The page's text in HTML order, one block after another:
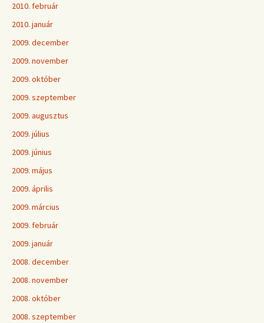
2010. február
2010. január
2009. december
2009. november
2009. október
2009. szeptember
2009. augusztus
2009. július
2009. június
2009. május
2009. április
2009. március
2009. február
2009. január
2008. december
2008. november
2008. október
2008. szeptember